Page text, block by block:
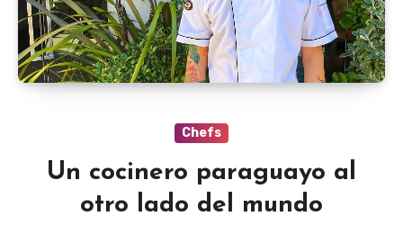
Chefs
Un cocinero paraguayo al
otro lado del mundo